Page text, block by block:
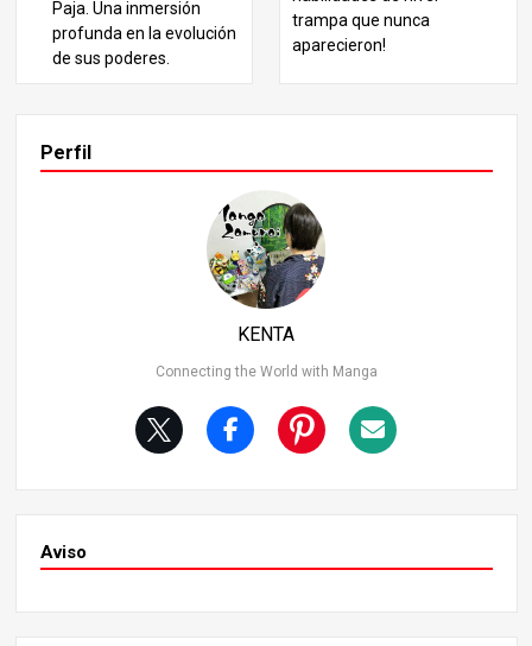
s personajes poseen una fuerza equiparable a la de figu
ras como los Cuatro Emperadores y los Siete Señores d
e la Guerra del Mar, al tiempo que muestran habilidades
ulaciones piratas y profundizaré en sus habilidades y log
ros en combate. ¿Quién ocupará el puesto número 1? ¡A
verigüémoslo! 2. 11º Puesto: Killer (Kid Pirates) Killer es u
n luchador de los Kid Pirates y un importante compañero
de Eustass Kid. Equipado con armas giratorias en forma
de guadaña en ambos brazos, Killer abruma a sus enemi
gos con rápidos tajos y ágiles movimientos.
Paja. Una inmersión
profunda en la evolución
de sus poderes.
trampa que nunca
aparecieron!
Perfil
KENTA
Connecting the World with Manga
Aviso